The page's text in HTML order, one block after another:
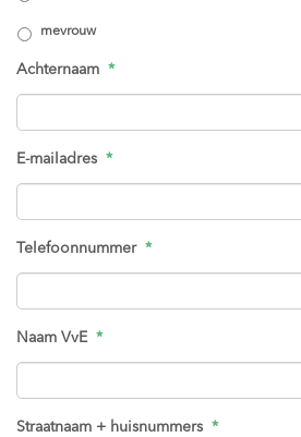
mevrouw
Achternaam *
E-mailadres *
Telefoonnummer *
Naam VvE *
Straatnaam + huisnummers *